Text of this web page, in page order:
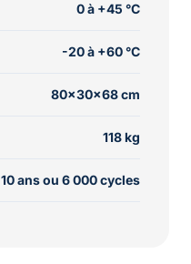
0 à +45 °C
-20 à +60 °C
80×30×68 cm
118 kg
10 ans ou 6 000 cycles